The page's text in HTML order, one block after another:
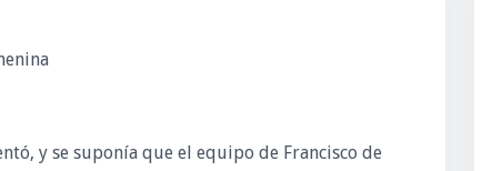
y se suponía que el equipo de Francisco de